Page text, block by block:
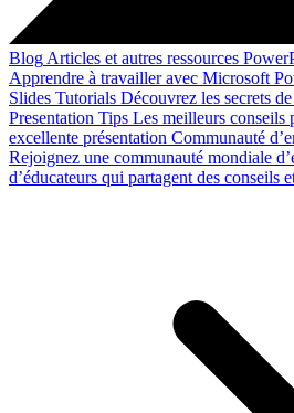
Blog Articles et autres ressources
Apprendre à travailler avec Microsoft
Slides Tutorials Découvrez les secrets
Presentation Tips Les meilleurs conseils
excellente présentation Communauté
Rejoignez une communauté mondiale
d’éducateurs qui partagent des conseils